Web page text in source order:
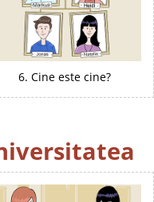
6. Cine este cine?